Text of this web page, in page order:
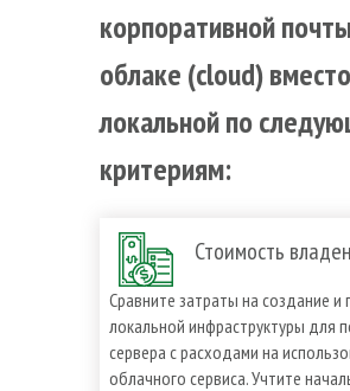
Сравните затраты на создание
локальной инфраструктуры для
сервера с расходами на
облачного сервиса. Учтите
корпоративной
облаке (cloud) вместо
локальной по
критериям:
Стоимость